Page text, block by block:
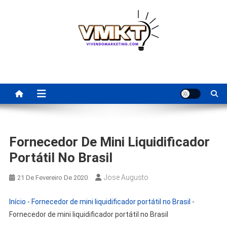
Para Revenda | Vivendo
Marketing
Fornecedor De Mini Liquidificador
Portátil No Brasil
21 De Fevereiro De 2020 Jose Augusto
Início - Fornecedor de mini liquidificador portátil no Brasil -
Fornecedor de mini liquidificador portátil no Brasil